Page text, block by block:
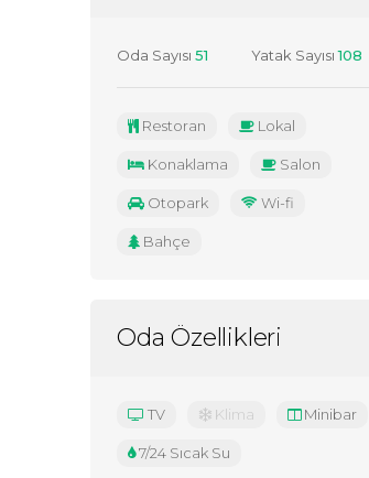
Oda Sayısı 51 Yatak Sayısı108
Restoran Lokal
Konaklama Salon
Otopark Wi-fi
Bahçe
Oda Özellikleri
TV Klima Minibar
7/24 Sıcak Su